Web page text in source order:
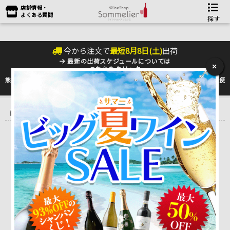
店舗情報・
よくある質問
探す
今から注文で最短8月8日(土)出荷
最新の出荷スケジュールについては
こちらをクリック
熊本地震の影響により九州への配送に遅れが生じております。最新情報は佐川急便
のHP
をご確認下さい。
産地で探す ＞ フランス ＞シュドウエストワイン （南
西）
ドメーヌ・ド・ミナベリー カーヴ・ド・イルレギー
該当がありませんでした。
×